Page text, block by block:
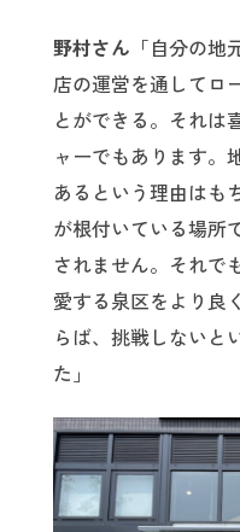
野村さん 「自分の
店の運営を通してロ
とができる。それは
ャーでもあります。
あるという理由はも
が根付いている場所
されません。それで
愛する泉区をより良
らば、挑戦しないと
た」